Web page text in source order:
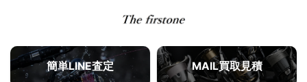
簡単LINE査定 MAIL買取見積